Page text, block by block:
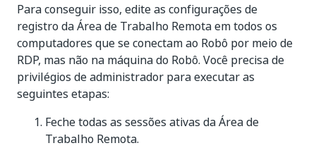
Para conseguir isso, edite as configurações de
registro da Área de Trabalho Remota em todos os
computadores que se conectam ao Robô por meio de
RDP, mas não na máquina do Robô. Você precisa de
privilégios de administrador para executar as
seguintes etapas:
Feche todas as sessões ativas da Área de
Trabalho Remota.